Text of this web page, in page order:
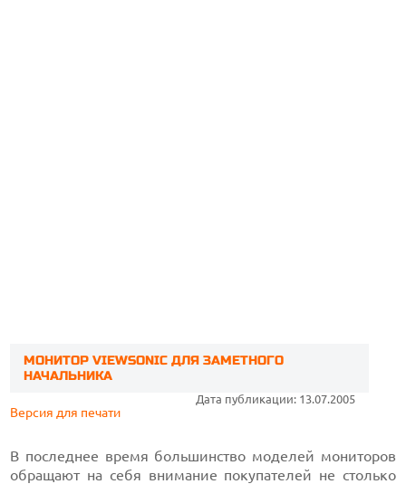
МОНИТОР VIEWSONIC ДЛЯ ЗАМЕТНОГО
НАЧАЛЬНИКА
Дата публикации: 13.07.2005
Версия для печати
В последнее время большинство моделей мониторов
обращают на себя внимание покупателей не столько